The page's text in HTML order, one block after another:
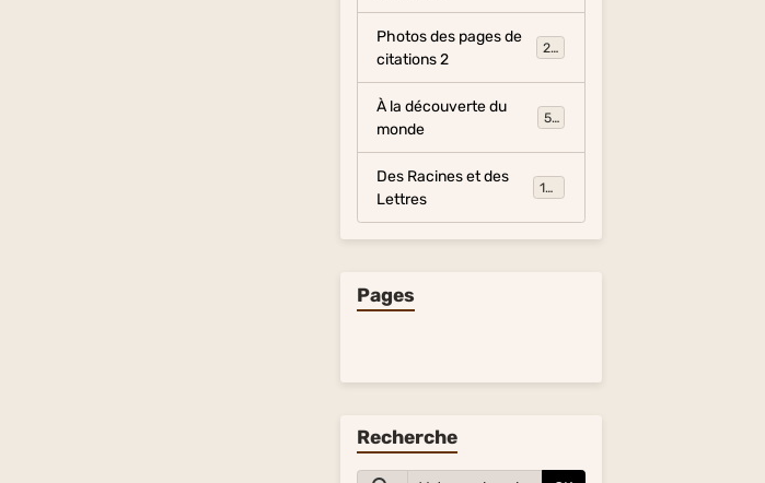
Photos des pages de
citations 2
281
À la découverte du
monde
54
Des Racines et des
Lettres
134
Pages
Recherche